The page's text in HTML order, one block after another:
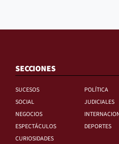
SECCIONES
SUCESOS
POLÍTICA
SOCIAL
JUDICIALES
NEGOCIOS
ESPECTÁCULOS
DEPORTES
CURIOSIDADES